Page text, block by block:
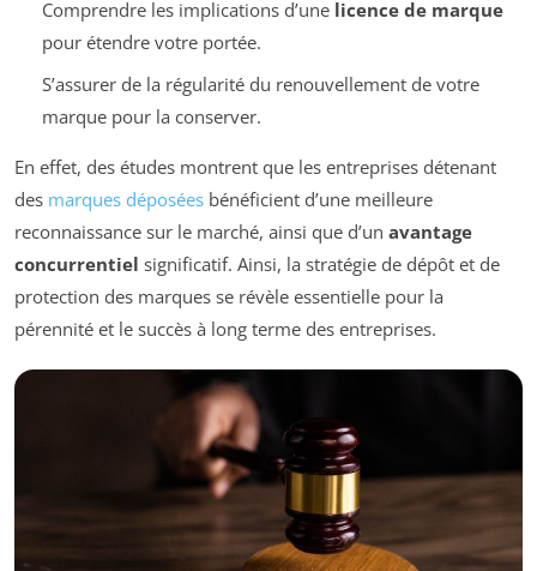
Comprendre les implications d’une licence de marque
pour étendre votre portée.
S’assurer de la régularité du renouvellement de votre
marque pour la conserver.
En effet, des études montrent que les entreprises détenant
des marques déposées bénéficient d’une meilleure
reconnaissance sur le marché, ainsi que d’un avantage
concurrentiel significatif. Ainsi, la stratégie de dépôt et de
protection des marques se révèle essentielle pour la
pérennité et le succès à long terme des entreprises.